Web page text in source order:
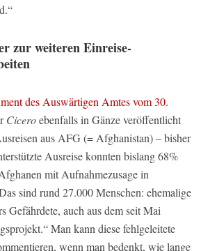
zur weiteren Einreise-
des Auswärtigen Amtes vom 30.
Ciceroebenfalls in Gänze veröffentlicht
aus AFG (= Afghanistan) – bisher
Ausreise konnten bislang 68%
mit Aufnahmezusage in
sind rund 27.000 Menschen: ehemalige
Gefährdete, auch aus dem seit Mai
Man kann diese fehlgeleitete
wenn man bedenkt, wie lange